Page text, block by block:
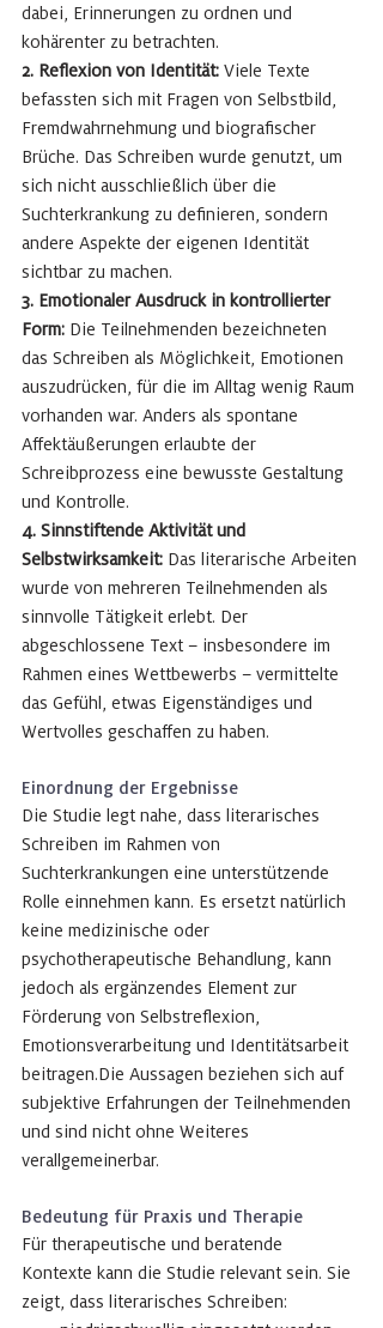
dabei, Erinnerungen zu ordnen und
kohärenter zu betrachten.
2. Reflexion von Identität: Viele Texte
befassten sich mit Fragen von Selbstbild,
Fremdwahrnehmung und biografischer
Brüche. Das Schreiben wurde genutzt, um
sich nicht ausschließlich über die
Suchterkrankung zu definieren, sondern
andere Aspekte der eigenen Identität
sichtbar zu machen.
3. Emotionaler Ausdruck in kontrollierter
Form: Die Teilnehmenden bezeichneten
das Schreiben als Möglichkeit, Emotionen
auszudrücken, für die im Alltag wenig Raum
vorhanden war. Anders als spontane
Affektäußerungen erlaubte der
Schreibprozess eine bewusste Gestaltung
und Kontrolle.
4. Sinnstiftende Aktivität und
Selbstwirksamkeit: Das literarische Arbeiten
wurde von mehreren Teilnehmenden als
sinnvolle Tätigkeit erlebt. Der
abgeschlossene Text – insbesondere im
Rahmen eines Wettbewerbs – vermittelte
das Gefühl, etwas Eigenständiges und
Wertvolles geschaffen zu haben.
Einordnung der Ergebnisse
Die Studie legt nahe, dass literarisches
Schreiben im Rahmen von
Suchterkrankungen eine unterstützende
Rolle einnehmen kann. Es ersetzt natürlich
keine medizinische oder
psychotherapeutische Behandlung, kann
jedoch als ergänzendes Element zur
Förderung von Selbstreflexion,
Emotionsverarbeitung und Identitätsarbeit
beitragen.Die Aussagen beziehen sich auf
subjektive Erfahrungen der Teilnehmenden
und sind nicht ohne Weiteres
verallgemeinerbar.
Bedeutung für Praxis und Therapie
Für therapeutische und beratende
Kontexte kann die Studie relevant sein. Sie
zeigt, dass literarisches Schreiben: